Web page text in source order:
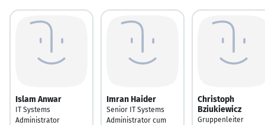
Islam Anwar
IT Systems
Administrator
Imran Haider
Senior IT Systems
Administrator cum
Christoph
Bziukiewicz
Gruppenleiter